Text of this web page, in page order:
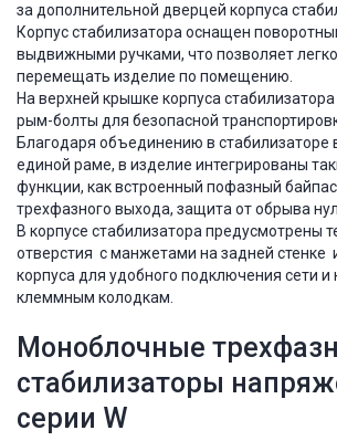
Моноблочные
стабилизаторы
серии W
за дополнительной дверцей корпуса
Корпус стабилизатора оснащен
выдвижными ручками, что позволяет
перемещать изделие по помещению.
На верхней крышке корпуса
рым-болты для безопасной
Благодаря объединению в стабилизаторе
единой раме, в изделие интегрированы
функции, как встроенный пофазный
трехфазного выхода, защита от обрыва
В корпусе стабилизатора предусмотрены
отверстия с манжетами на задней стенке
корпуса для удобного подключения сети и
клеммным колодкам.